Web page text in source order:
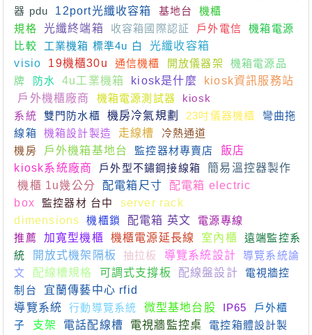
器 pdu
12port光纖收容箱 基地台
機櫃
規格
光纖終端箱 收容箱國際認証 戶外電信
機箱電源
比較
工業機箱 標準4u 白
光纖收容箱
visio
19機櫃30u 通信機櫃 開放儀器架
機箱電源品
牌
防水 4u工業機箱 kiosk是什麼
kiosk資訊服務站
戶外機櫃廠商
機箱電源測試器
kiosk
系統
雙門防水櫃 機房冷氣規劃 23吋儀器機櫃
彎曲拖
線箱
機箱設計製造 走線槽
冷熱通道
機房
戶外機箱基地台 監控器材專賣店
飯店
kiosk系統廠商
戶外型不鏽鋼接線箱
簡易溫控器製作
機櫃 1u幾公分
配電箱尺寸
配電箱 electric
box
監控器材 台中
server rack
dimensions
機櫃鎖 配電箱 英文
電源專線
推薦
加寬型機櫃 機櫃電源延長線 室內櫃
遠端監控系
統
開放式機架隔板 抽拉板 導覽系統設計
導覽系統論
文
配線槽規格 可調式支撐板 配線盤設計
電視牆控
制台
宜蘭傳藝中心 rfid
導覽系統
行動導覽系統 微型基地台股 IP65
戶外櫃
子
支架 電話配線槽 電視牆監控桌
電控箱體設計製